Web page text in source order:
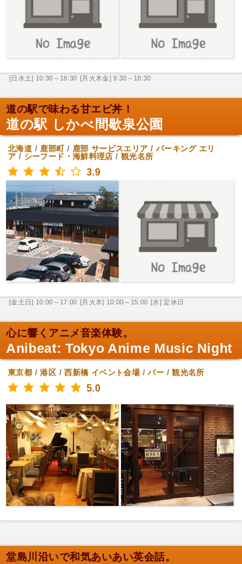
[日水土] 10:30～18:30 [月火木金] 9:30～18:30
道の駅で味わる甘エビ丼！
道の駅 しかべ間歇泉公園
北海道 / 鹿部町/ 鹿部 サービスエリア / パーキング エリ
ア / シーフード・海鮮料理店 /観光名所
3.9
[金土日] 10:00～17:00 [月火木] 10:00～15:00 [水] 定休日
心に響くアニメ音楽体験。
Anibeat: Tokyo Anime Music Night
東京都 /港区 /西新橋 イベント会場/バー /観光名所
5.0
堂島川沿いで和気あいあい英会話。